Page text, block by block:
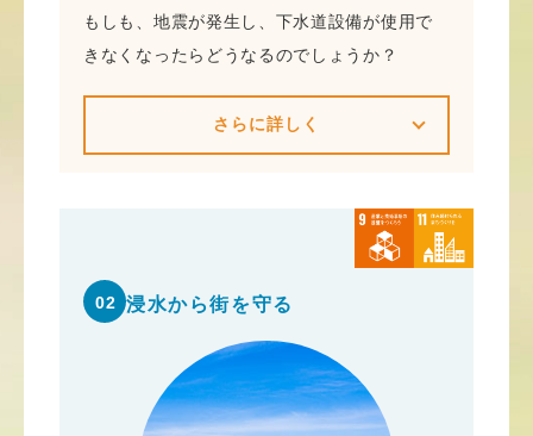
もしも、地震が発生し、下水道設備が使用で
きなくなったらどうなるのでしょうか？
さらに詳しく
02 浸水から街を守る